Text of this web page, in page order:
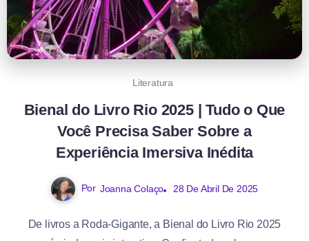
Literatura
Bienal do Livro Rio 2025 | Tudo o Que
Você Precisa Saber Sobre a
Experiência Imersiva Inédita
Por Joanna Colaço 28 De Abril De 2025
De livros a Roda-Gigante, a Bienal do Livro Rio 2025